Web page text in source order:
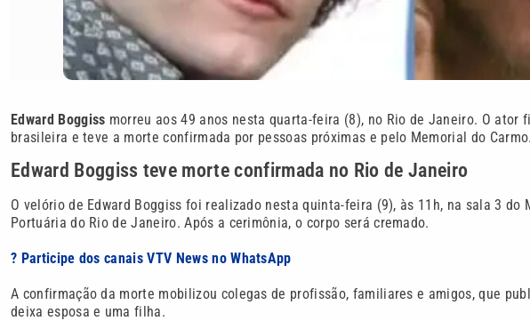
Edward Boggiss morreu aos 49 anos nesta quarta-feira (8), no Rio de Janeiro. O
brasileira e teve a morte confirmada por pessoas próximas e pelo Memorial do
Edward Boggiss teve morte confirmada no Rio de Janeiro
O velório de Edward Boggiss foi realizado nesta quinta-feira (9), às 11h, na sala 3 do
Portuária do Rio de Janeiro. Após a cerimônia, o corpo será cremado.
? Participe dos canais VTV News no WhatsApp
A confirmação da morte mobilizou colegas de profissão, familiares e amigos, que
deixa esposa e uma filha.